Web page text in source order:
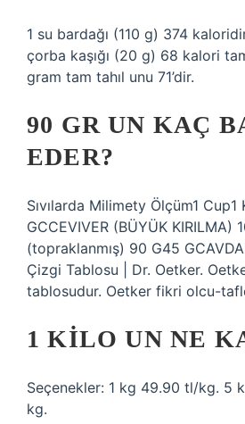
1 su bardağı (110 g) 374
çorba kaşığı (20 g) 68 kalori
gram tam tahıl unu 71’dir.
90 GR UN KAÇ
EDER?
Sıvılarda Milimety Ölçüm1 Cup1
GCCEVIVER (BÜYÜK KIRILMA)
(topraklanmış) 90 G45
Çizgi Tablosu | Dr. Oetker.
tablosudur. Oetker fikri olcu-
1 KILO UN NE
Seçenekler: 1 kg 49.90 tl/kg. 5
kg.